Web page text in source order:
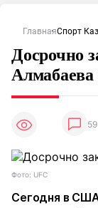
ГлавнаяСпорт
Досрочно
Алмабаева
59
Фото: UFC
Сегодня в